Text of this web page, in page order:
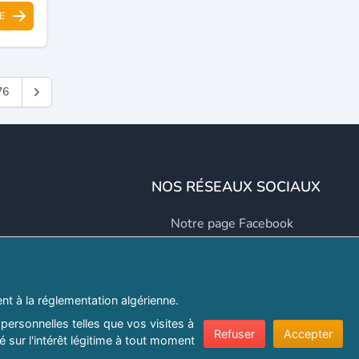
NOS RÉSEAUX SOCIAUX
Notre page Facebook
Notre page Twitter
à la réglementation algérienne.
telles que vos visites à
sur l'intérêt légitime à tout moment
Refuser Accepter